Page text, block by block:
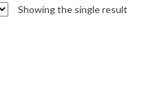
Showing the single result